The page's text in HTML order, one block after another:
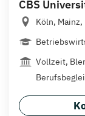
CBS
Köln,
Vollzeit,